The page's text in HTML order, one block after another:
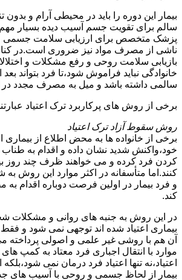
بیمار این دوره را باید در محیطی آرام و
سالم برای تقویت جسم آسیب دیده بسیار
پزشک متخصص برای ارزیابی سلامت جسمی
ناشی از مصرف مواد نیز ضروری است.در
بازیابی سلامت روحی و رفع مشکلات و
خانوادگی نباید فراموش شود،تا فرد بتواند
سالمی داشته باشد و میل به مصرف مجدد در
برخی از روش های پرکاربرد ترک اعتیاد
روش سقوط آزاد ترک اعتیاد
برخی از خانواده ها به محض اطلاع از بیماری
خود،واکنش شدید نشان داده و اقدام به
کردن فرد کرده و می خواهند ظرف چند روز
کنند.اما متأسفانه در اکثر موارد این
و فرد بیمار در اولین فرصت دوباره اقدام
کند.
در این روش به جنبه های روانی و مشکلات
بیماری اعتیاد شده اند توجهی نمی شود و
آن هم با روشی غیر علمی و اصولی پرداخته
موارد با انتقال اجباری فرد معتاد به کمپ
اعتیاد،نه تنها اعتیاد فرد درمان نمی
بیمار از لحاظ جسمی و روحی با آسیب های